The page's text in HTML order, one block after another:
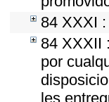
84 XXXI
84 XXXII
por
les